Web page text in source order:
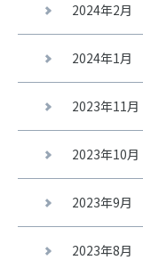
2024年2月
2024年1月
2023年11月
2023年10月
2023年9月
2023年8月